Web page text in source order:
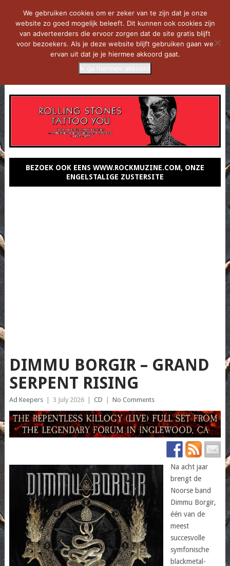
BEZOEK OOK EENS WWW.ROCKMUZINE.COM, ONZE
ENGELSTALIGE ZUSTERSITE
DIMMU BORGIR – GRAND
SERPENT RISING
Ad Keepers 3 July 2026 CD No Comments
Na acht jaar
brengt de
Noorse band
Dimmu Borgir,
één van de
meest
succesvolle
symfonische
blackmetal-
We gebruiken cookies om er zeker van te zijn dat je onze
website zo goed mogelijk beleeft. Dit kunnen ook cookies zijn
van adverteerders die ervoor zorgen dat de site gratis blijft
voor bezoekers. Als je deze website blijft gebruiken gaan we
ervan uit dat je je hiermee akkoord gaat.
Ik ga hiermee akkoord